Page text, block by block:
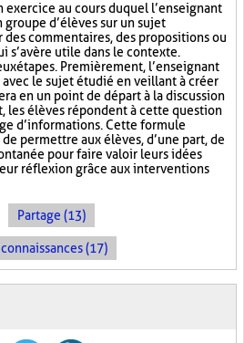
exercice au cours duquel l’enseignant
d’élèves sur un sujet
commentaires, des propositions ou
s’avère utile dans le contexte.
étapes. Premièrement, l’enseignant
le sujet étudié en veillant à créer
en un point de départ à la discussion
les élèves répondent à cette question
d’informations. Cette formule
permettre aux élèves, d’une part, de
pour faire valoir leurs idées
réflexion grâce aux interventions
Partage (13)
(17)